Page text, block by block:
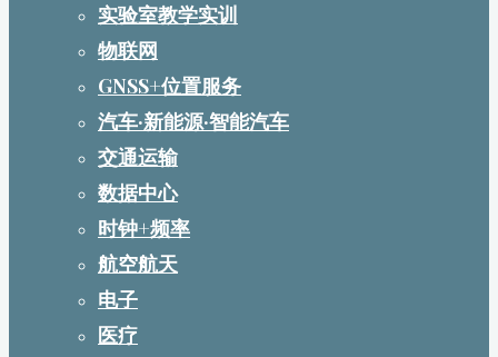
实验室教学实训
物联网
GNSS+位置服务
汽车·新能源·智能汽车
交通运输
数据中心
时钟+频率
航空航天
电子
医疗